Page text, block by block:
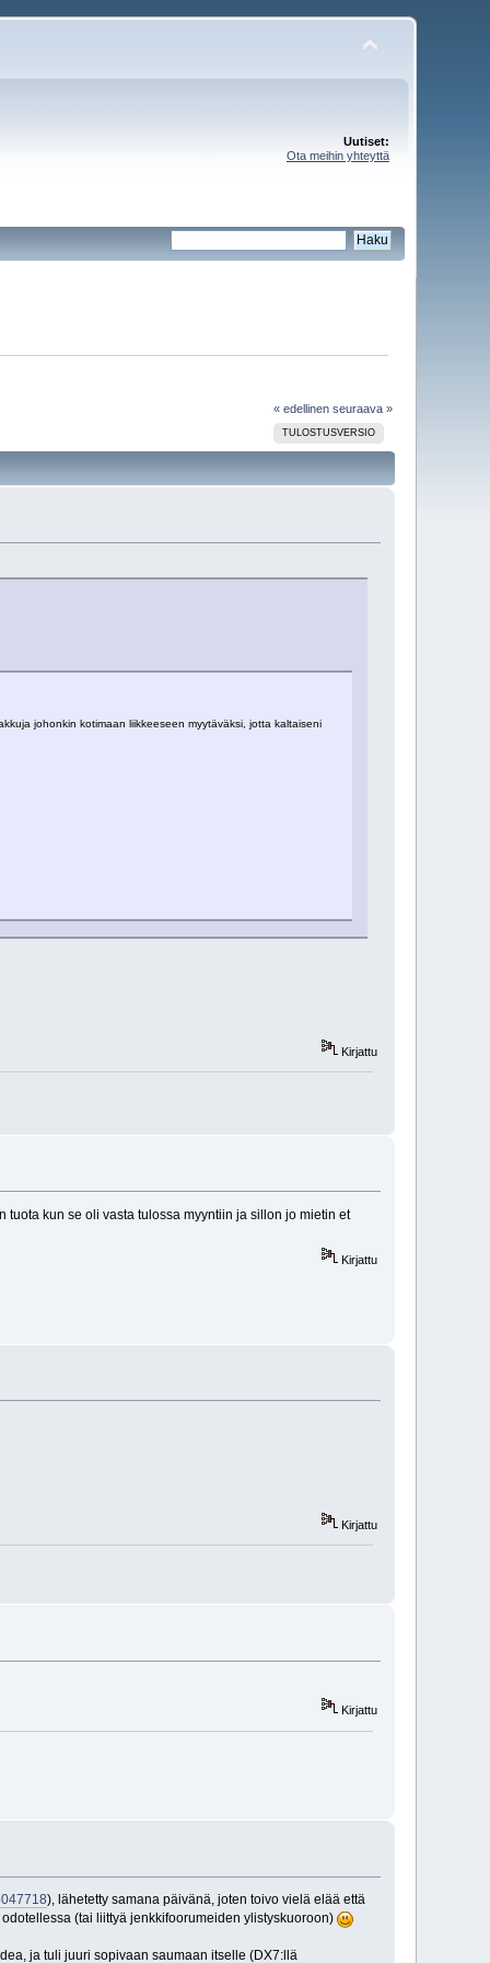
Uutiset:
Ota meihin yhteyttä
« edellinen seuraava »
TULOSTUSVERSIO
johonkin kotimaan liikkeeseen myytäväksi, jotta kaltaiseni
Kirjattu
kun se oli vasta tulossa myyntiin ja sillon jo mietin et
Kirjattu
Kirjattu
Kirjattu
), lähetetty samana päivänä, joten toivo vielä elää että
(tai liittyä jenkkifoorumeiden ylistyskuoroon)
ja tuli juuri sopivaan saumaan itselle (DX7:llä